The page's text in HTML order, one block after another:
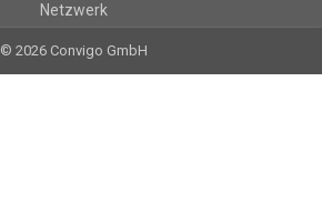
Netzwerk
© 2026 Convigo GmbH